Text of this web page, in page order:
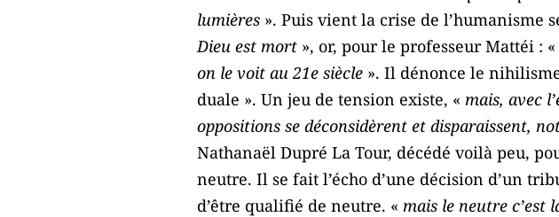
lumières ». Puis vient la crise de l’humanisme
Dieu est mort », or, pour le professeur Mattéi : «
on le voit au 21e siècle ». Il dénonce le
duale ». Un jeu de tension existe, « mais, avec
oppositions se déconsidèrent et disparaissent,
Nathanaël Dupré La Tour, décédé voilà peu,
neutre. Il se fait l’écho d’une décision d’un
d’être qualifié de neutre. « mais le neutre c’est